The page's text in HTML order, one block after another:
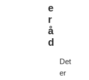
e
r
å
d
Det
er